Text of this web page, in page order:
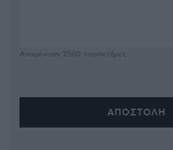
Απομένουν 2500 χαρακτήρες